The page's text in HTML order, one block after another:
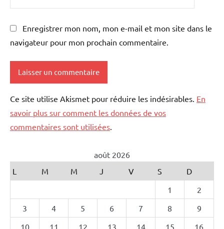
Enregistrer mon nom, mon e-mail et mon site dans le
navigateur pour mon prochain commentaire.
Ce site utilise Akismet pour réduire les indésirables. En
savoir plus sur comment les données de vos
commentaires sont utilisées
août 2026
L
M M J V S
D
1
2
3
4 5 6 7 8
9
10
11 12 13 14 15 16